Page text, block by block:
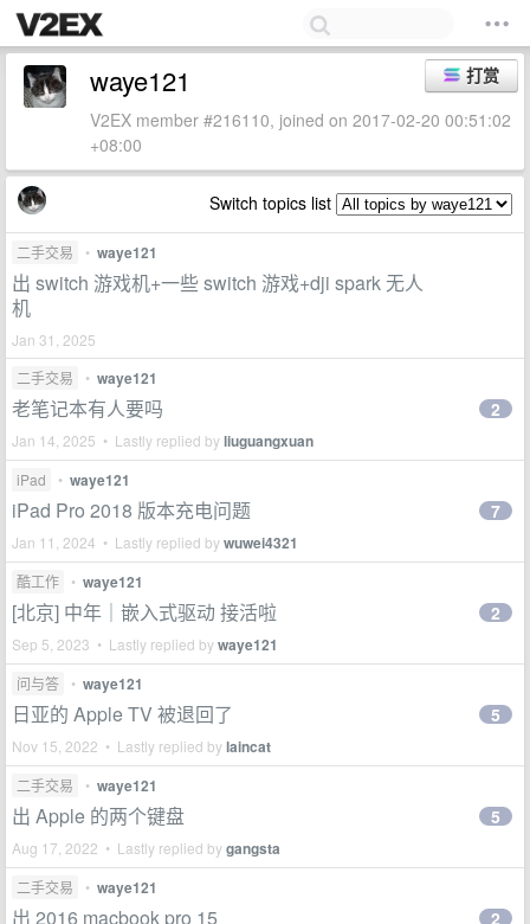
打赏
waye121
V2EX member #216110, joined on 2017-02-20 00:51:02
+08:00
Switch topics list
二手交易 • waye121
出 switch 游戏机+一些 switch 游戏+dji spark 无人
机
Jan 31, 2025
二手交易
• waye121
老笔记本有人要吗
Jan 14, 2025 • Lastly replied byliuguangxuan
2
iPad • waye121
iPad Pro 2018 版本充电问题
Jan 11, 2024 • Lastly replied bywuwei4321
7
酷工作 • waye121
[北京] 中年｜嵌入式驱动 接活啦
Sep 5, 2023 • Lastly replied bywaye121
2
问与答 • waye121
日亚的 Apple TV 被退回了
Nov 15, 2022 • Lastly replied bylaincat
5
二手交易 • waye121
出 Apple 的两个键盘
Aug 17, 2022 • Lastly replied bygangsta
5
二手交易 • waye121
出 2016 macbook pro 15 2